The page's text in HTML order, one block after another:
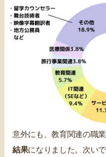
意外にも、教育関連の職業
結果になりました。次い